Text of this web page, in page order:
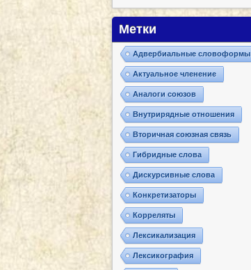
Метки
Адвербиальные словоформы
Актуальное членение
Аналоги союзов
Внутрирядные отношения
Вторичная союзная связь
Гибридные слова
Дискурсивные слова
Конкретизаторы
Корреляты
Лексикализация
Лексикография